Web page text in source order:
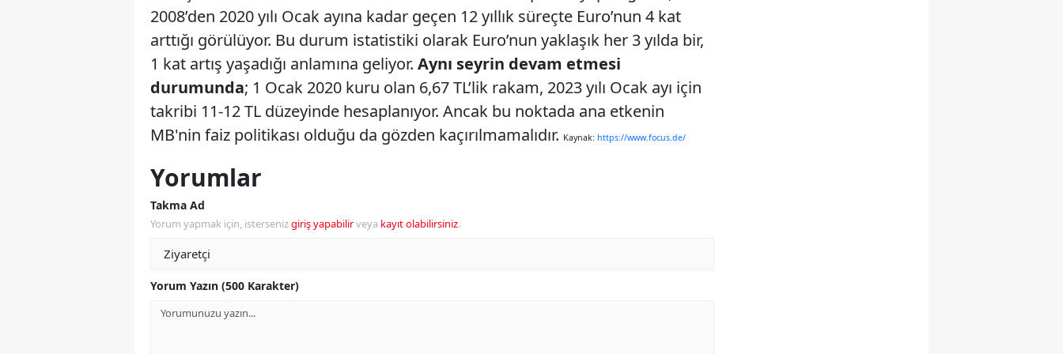
2008’den 2020 yılı Ocak ayına kadar geçen 12 yıllık süreçte Euro’nun 4 kat
arttığı görülüyor. Bu durum istatistiki olarak Euro’nun yaklaşık her 3 yılda bir,
1 kat artış yaşadığı anlamına geliyor. Aynı seyrin devam etmesi
durumunda; 1 Ocak 2020 kuru olan 6,67 TL’lik rakam, 2023 yılı Ocak ayı için
takribi 11-12 TL düzeyinde hesaplanıyor. Ancak bu noktada ana etkenin
MB'nin faiz politikası olduğu da gözden kaçırılmamalıdır. Kaynak: https://www.focus.de/
Yorumlar
Takma Ad
Yorum yapmak için, istersenizgiriş yapabilirveya kayıt olabilirsiniz.
Yorum Yazın (500 Karakter)